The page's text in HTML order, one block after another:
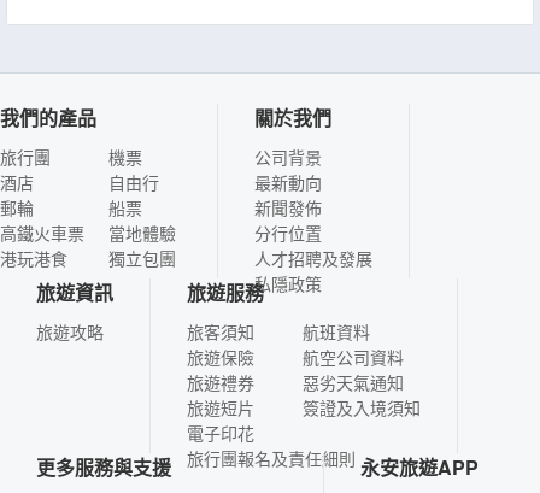
我們的產品
旅行團
酒店
郵輪
高鐵火車票
港玩港食
機票
自由行
船票
當地體驗
獨立包團
關於我們
公司背景
最新動向
新聞發佈
分行位置
人才招聘及發展
私隱政策
旅遊資訊
旅遊攻略
旅遊服務
旅客須知
旅遊保險
旅遊禮券
旅遊短片
電子印花
航班資料
航空公司資料
惡劣天氣通知
簽證及入境須知
旅行團報名及責任細則
更多服務與支援 永安旅遊APP